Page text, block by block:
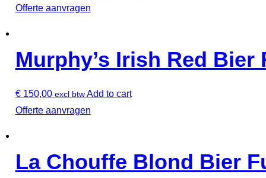
Offerte aanvragen
Murphy’s Irish Red Bier
€150,00 excl btw Add to cart
Offerte aanvragen
La Chouffe Blond Bier